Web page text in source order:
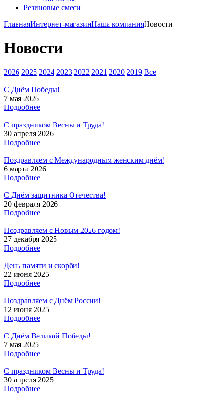
Резиновые смеси
ГлавнаяИнтернет-магазинНаша компанияНовости
Новости
2026 2025 2024 2023 2022 2021 2020 2019 Все
С Днём Победы!
7 мая 2026
Подробнее
С праздником Весны и Труда!
30 апреля 2026
Подробнее
Поздравляем с Международным женским днём!
6 марта 2026
Подробнее
С Днём защитника Отечества!
20 февраля 2026
Подробнее
Поздравляем с Новым 2026 годом!
27 декабря 2025
Подробнее
День памяти и скорби!
22 июня 2025
Подробнее
Поздравляем с Днём России!
12 июня 2025
Подробнее
С Днём Великой Победы!
7 мая 2025
Подробнее
С праздником Весны и Труда!
30 апреля 2025
Подробнее